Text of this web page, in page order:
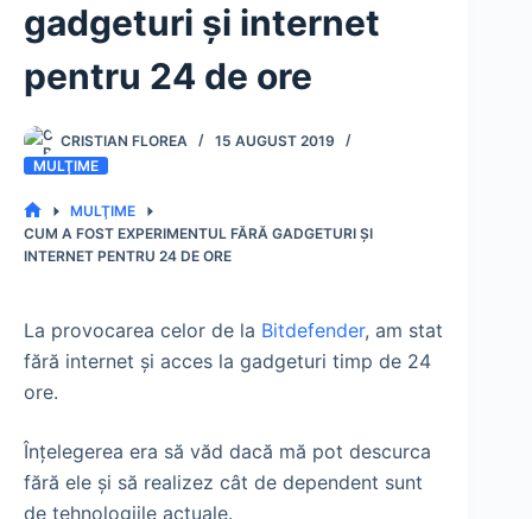
gadgeturi și internet
pentru 24 de ore
CRISTIAN FLOREA
15 AUGUST 2019
MULŢIME
PRIMA
PAGINĂ
MULŢIME
CUM A FOST EXPERIMENTUL FĂRĂ GADGETURI ȘI
INTERNET PENTRU 24 DE ORE
La provocarea celor de la Bitdefender, am stat
fără internet și acces la gadgeturi timp de 24
ore.
Înțelegerea era să văd dacă mă pot descurca
fără ele și să realizez cât de dependent sunt
de tehnologiile actuale.